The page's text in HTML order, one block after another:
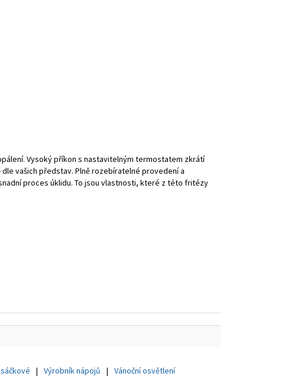
Vysoký příkon s nastavitelným termostatem zkrátí
vašich představ. Plně rozebíratelné provedení a
proces úklidu. To jsou vlastnosti, které z této fritézy
Výrobník nápojů Vánoční osvětlení